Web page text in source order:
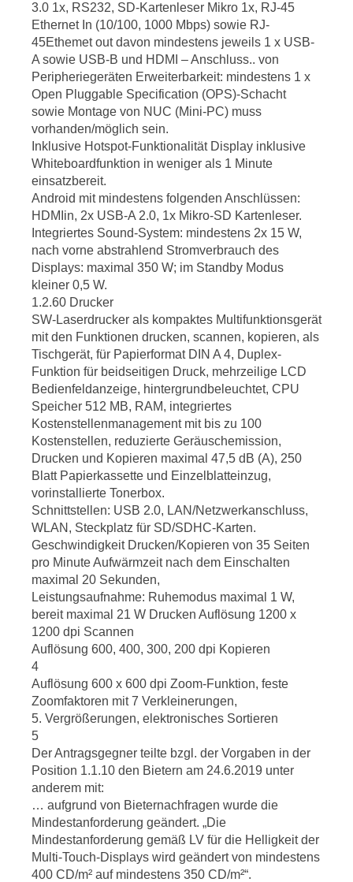
3.0 1x, RS232, SD-Kartenleser Mikro 1x, RJ-45
Ethernet In (10/100, 1000 Mbps) sowie RJ-
45Ethemet out davon mindestens jeweils 1 x USB-
A sowie USB-B und HDMI – Anschluss.. von
Peripheriegeräten Erweiterbarkeit: mindestens 1 x
Open Pluggable Specification (OPS)-Schacht
sowie Montage von NUC (Mini-PC) muss
vorhanden/möglich sein.
Inklusive Hotspot-Funktionalität Display inklusive
Whiteboardfunktion in weniger als 1 Minute
einsatzbereit.
Android mit mindestens folgenden Anschlüssen:
HDMIin, 2x USB-A 2.0, 1x Mikro-SD Kartenleser.
Integriertes Sound-System: mindestens 2x 15 W,
nach vorne abstrahlend Stromverbrauch des
Displays: maximal 350 W; im Standby Modus
kleiner 0,5 W.
1.2.60 Drucker
SW-Laserdrucker als kompaktes Multifunktionsgerät
mit den Funktionen drucken, scannen, kopieren, als
Tischgerät, für Papierformat DIN A 4, Duplex-
Funktion für beidseitigen Druck, mehrzeilige LCD
Bedienfeldanzeige, hintergrundbeleuchtet, CPU
Speicher 512 MB, RAM, integriertes
Kostenstellenmanagement mit bis zu 100
Kostenstellen, reduzierte Geräuschemission,
Drucken und Kopieren maximal 47,5 dB (A), 250
Blatt Papierkassette und Einzelblatteinzug,
vorinstallierte Tonerbox.
Schnittstellen: USB 2.0, LAN/Netzwerkanschluss,
WLAN, Steckplatz für SD/SDHC-Karten.
Geschwindigkeit Drucken/Kopieren von 35 Seiten
pro Minute Aufwärmzeit nach dem Einschalten
maximal 20 Sekunden,
Leistungsaufnahme: Ruhemodus maximal 1 W,
bereit maximal 21 W Drucken Auflösung 1200 x
1200 dpi Scannen
Auflösung 600, 400, 300, 200 dpi Kopieren
4
Auflösung 600 x 600 dpi Zoom-Funktion, feste
Zoomfaktoren mit 7 Verkleinerungen,
5. Vergrößerungen, elektronisches Sortieren
5
Der Antragsgegner teilte bzgl. der Vorgaben in der
Position 1.1.10 den Bietern am 24.6.2019 unter
anderem mit:
… aufgrund von Bieternachfragen wurde die
Mindestanforderung geändert. „Die
Mindestanforderung gemäß LV für die Helligkeit der
Multi-Touch-Displays wird geändert von mindestens
400 CD/m² auf mindestens 350 CD/m²“.